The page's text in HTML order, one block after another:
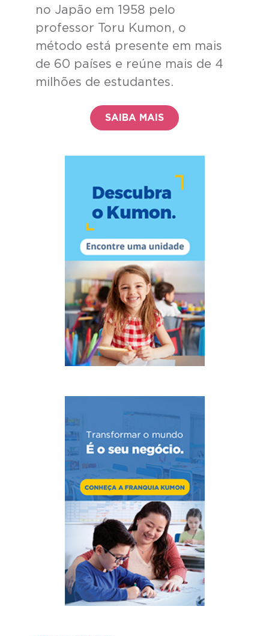
no Japão em 1958 pelo
professor Toru Kumon, o
método está presente em mais
de 60 países e reúne mais de 4
milhões de estudantes.
SAIBA MAIS